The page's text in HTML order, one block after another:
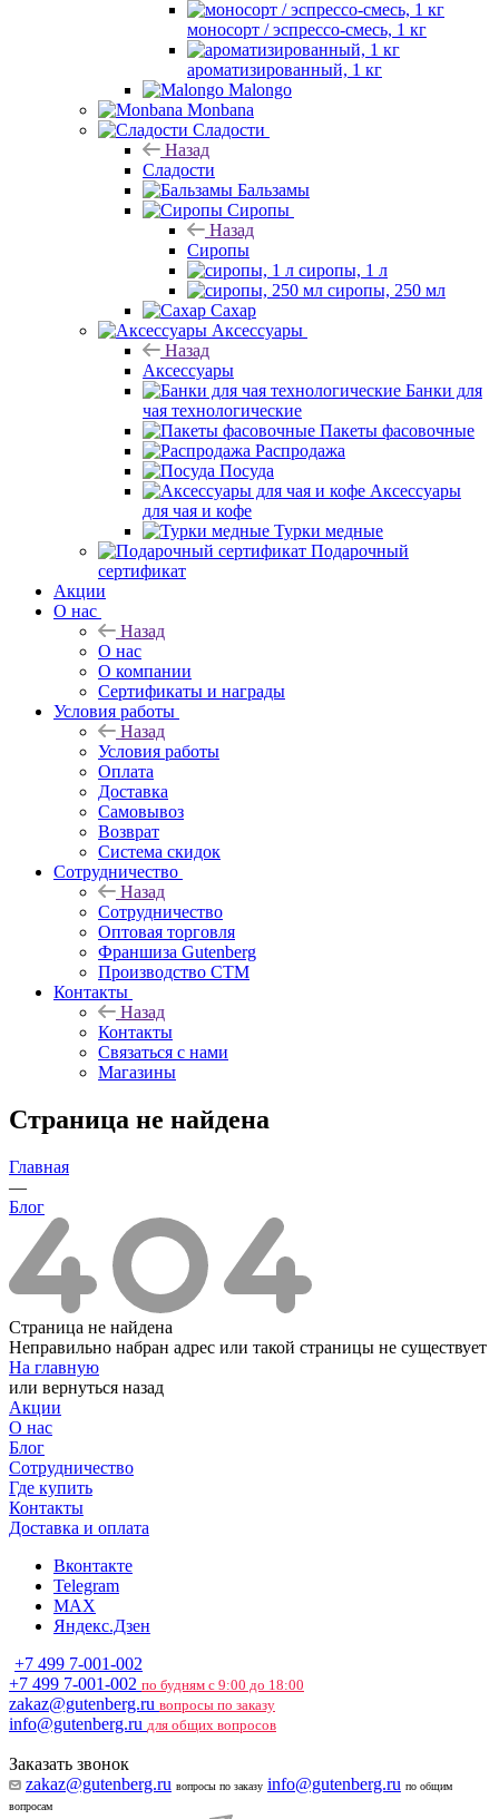
моносорт / эспрессо-смесь, 1 кг
ароматизированный, 1 кг
Malongo
Monbana
Сладости
Назад
Сладости
Бальзамы
Сиропы
Назад
Сиропы
сиропы, 1 л
сиропы, 250 мл
Сахар
Аксессуары
Назад
Аксессуары
Банки для
чая технологические
Пакеты фасовочные
Распродажа
Посуда
Аксессуары
для чая и кофе
Турки медные
Подарочный
сертификат
Акции
О нас
Назад
О нас
О компании
Сертификаты и награды
Условия работы
Назад
Условия работы
Оплата
Доставка
Самовывоз
Возврат
Система скидок
Сотрудничество
Назад
Сотрудничество
Оптовая торговля
Франшиза Gutenberg
Производство СТМ
Контакты
Назад
Контакты
Связаться с нами
Магазины
Страница не найдена
Главная
—
Блог
Страница не найдена
Неправильно набран адрес или такой страницы не существует
На главную
или вернуться назад
Акции
О нас
Блог
Сотрудничество
Где купить
Контакты
Доставка и оплата
Вконтакте
Telegram
MAX
Яндекс.Дзен
+7 499 7-001-002
+7 499 7-001-002 по будням с 9:00 до 18:00
zakaz@gutenberg.ru вопросы по заказу
info@gutenberg.ru для общих вопросов
Заказать звонок
zakaz@gutenberg.ru вопросы по заказу info@gutenberg.ru по общим
вопросам